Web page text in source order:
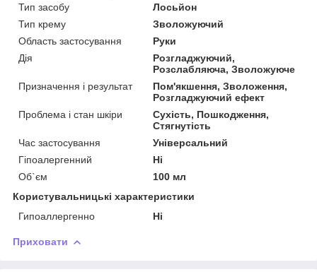
Тип засобу
Лосьйон
Тип крему
Зволожуючий
Область застосування
Руки
Дія
Розгладжуючий,
Розслабляюча, Зволожуюче
Призначення і результат
Пом'якшення, Зволоження,
Розгладжуючий ефект
Проблема і стан шкіри
Сухість, Пошкодження,
Стягнутість
Час застосування
Універсальний
Гіпоалергенний
Ні
Об`єм
100 мл
Користувальницькі характеристики
Гипоаллергенно
Ні
Приховати